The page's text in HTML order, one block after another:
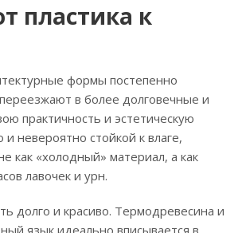
пластика к
формы постепенно
в более долговечные и
практичность и эстетическую
невероятно стойкой к влаге,
как «холодный» материал, а как
лавочек и урн.
долго и красиво. Термодревесина и
язык идеально вписывается в